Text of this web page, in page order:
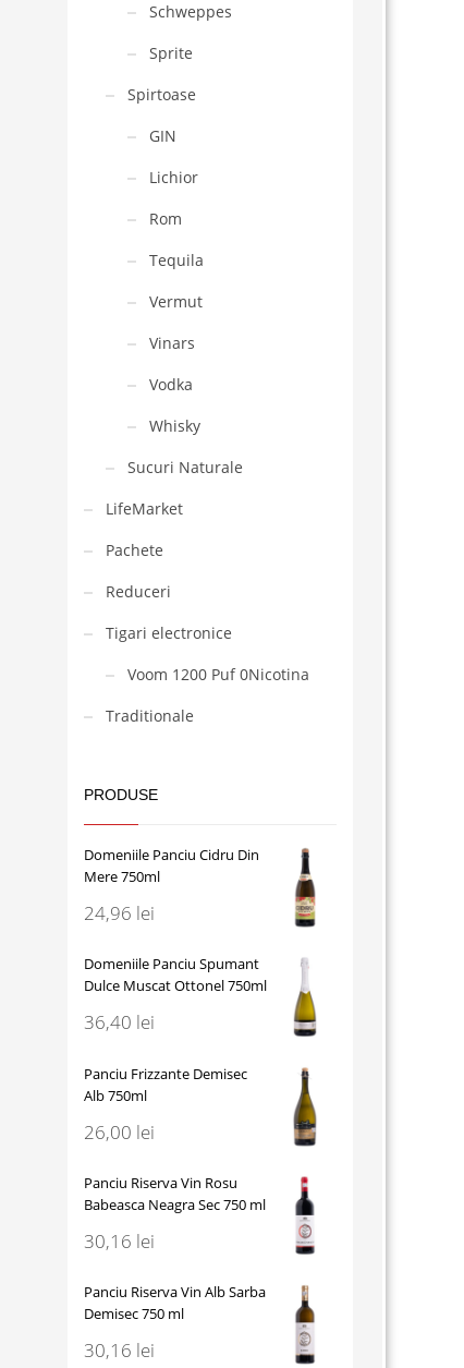
Schweppes
Sprite
Spirtoase
GIN
Lichior
Rom
Tequila
Vermut
Vinars
Vodka
Whisky
Sucuri Naturale
LifeMarket
Pachete
Reduceri
Tigari electronice
Voom 1200 Puf 0Nicotina
Traditionale
PRODUSE
Domeniile Panciu Cidru Din
Mere 750ml
24,96 lei
Domeniile Panciu Spumant
Dulce Muscat Ottonel 750ml
36,40 lei
Panciu Frizzante Demisec
Alb 750ml
26,00 lei
Panciu Riserva Vin Rosu
Babeasca Neagra Sec 750 ml
30,16 lei
Panciu Riserva Vin Alb Sarba
Demisec 750 ml
30,16 lei